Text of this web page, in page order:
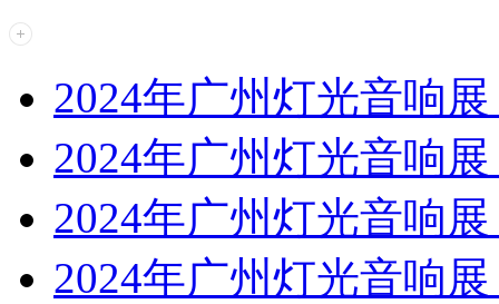
2024年广州灯光音响展
2024年广州灯光音响展
2024年广州灯光音响展
2024年广州灯光音响展